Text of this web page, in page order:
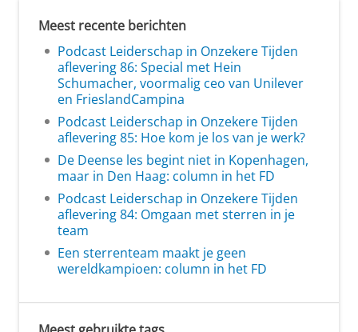
Meest recente berichten
Podcast Leiderschap in Onzekere Tijden
aflevering 86: Special met Hein
Schumacher, voormalig ceo van Unilever
en FrieslandCampina
Podcast Leiderschap in Onzekere Tijden
aflevering 85: Hoe kom je los van je werk?
De Deense les begint niet in Kopenhagen,
maar in Den Haag: column in het FD
Podcast Leiderschap in Onzekere Tijden
aflevering 84: Omgaan met sterren in je
team
Een sterrenteam maakt je geen
wereldkampioen: column in het FD